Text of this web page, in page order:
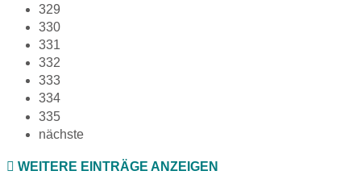
329
330
331
332
333
334
335
nächste
WEITERE EINTRÄGE ANZEIGEN